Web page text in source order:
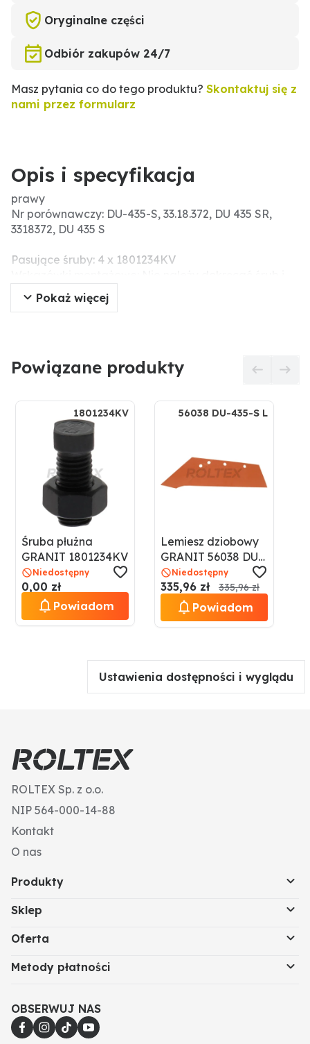
Oryginalne części
Odbiór zakupów 24/7
Masz pytania co do tego produktu? Skontaktuj się z
nami przez formularz
Opis i specyfikacja
prawy
Nr porównawczy: DU-435-S, 33.18.372, DU 435 SR,
3318372, DU 435 S
Pasujące śruby: 4 x 1801234KV
nakrętek za pomocą narzędzi pneumatycznych,
ponieważ może to prowadzić do uszkodzenia części
Pokaż więcej
Powiązane produkty
1801234KV
Śruba płużna
GRANIT 1801234KV
Niedostępny
0,00 zł
Powiadom
56038 DU-435-S L
Lemiesz dziobowy
GRANIT 56038 DU-
435-S L
Niedostępny
335,96 zł 335,96 zł
Powiadom
Ustawienia dostępności i wyglądu
ROLTEX Sp. z o.o.
NIP 564-000-14-88
Kontakt
O nas
Produkty
Sklep
Oferta
Metody płatności
OBSERWUJ NAS